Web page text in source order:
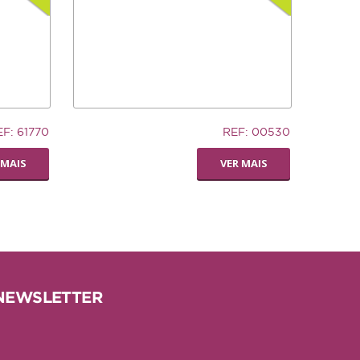
61770 REF: 00530
VER MAIS